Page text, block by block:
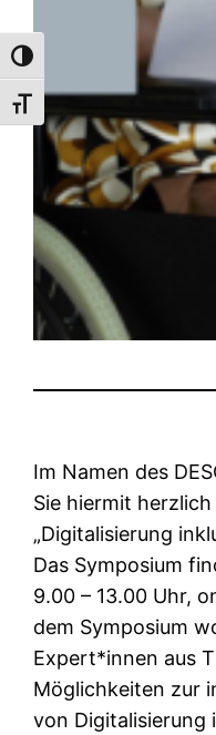
Umschalten auf hohe
Schrift vergrößern
Im Namen des
Sie hiermit
„Digitalisierung
Das Symposium
9.00 – 13.00 Uhr,
dem Symposium
Expert*innen aus
Möglichkeiten zur
von Digitalisierung